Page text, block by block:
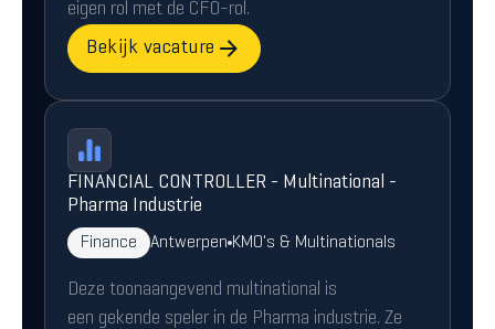
eigen rol met de CFO-rol.
Bekijk vacature
FINANCIAL CONTROLLER - Multinational -
Pharma Industrie
Finance Antwerpen KMO's & Multinationals
Deze toonaangevend multinational is
een gekende speler in de Pharma industrie. Ze